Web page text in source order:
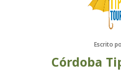
Escrito
Córdoba